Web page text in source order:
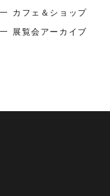
カフェ＆ショップ
展覧会アーカイブ